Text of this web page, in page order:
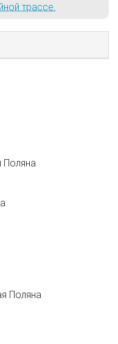
трассе.
Поляна
Поляна